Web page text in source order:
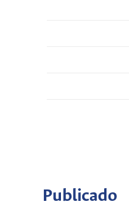
Publicado